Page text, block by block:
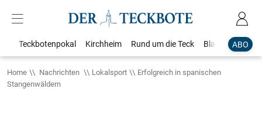
ABO
Teckbotenpokal Kirchheim Rund um die Teck Blaulicht
Home Nachrichten Lokalsport
Erfolgreich in spanischen
Stangenwäldern